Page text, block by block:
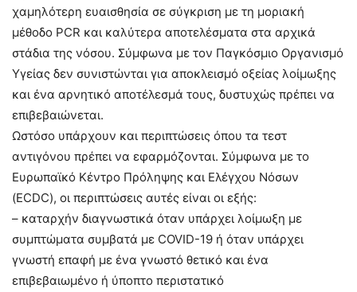
χαμηλότερη ευαισθησία σε σύγκριση με τη μοριακή
μέθοδο PCR και καλύτερα αποτελέσματα στα αρχικά
στάδια της νόσου. Σύμφωνα με τον Παγκόσμιο Οργανισμό
Υγείας δεν συνιστώνται για αποκλεισμό οξείας λοίμωξης
και ένα αρνητικό αποτέλεσμά τους, δυστυχώς πρέπει να
επιβεβαιώνεται.
Ωστόσο υπάρχουν και περιπτώσεις όπου τα τεστ
αντιγόνου πρέπει να εφαρμόζονται. Σύμφωνα με το
Ευρωπαϊκό Κέντρο Πρόληψης και Ελέγχου Νόσων
(ECDC), οι περιπτώσεις αυτές είναι οι εξής:
– καταρχήν διαγνωστικά όταν υπάρχει λοίμωξη με
συμπτώματα συμβατά με COVID-19 ή όταν υπάρχει
γνωστή επαφή με ένα γνωστό θετικό και ένα
επιβεβαιωμένο ή ύποπτο περιστατικό